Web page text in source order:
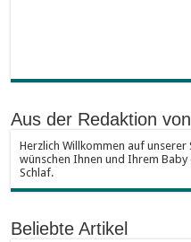
Aus der Redaktion
Herzlich Willkommen auf unserer
wünschen Ihnen und Ihrem
Schlaf.
Beliebte Artikel